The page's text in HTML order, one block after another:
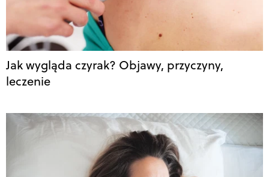
Jak wygląda czyrak? Objawy, przyczyny,
leczenie